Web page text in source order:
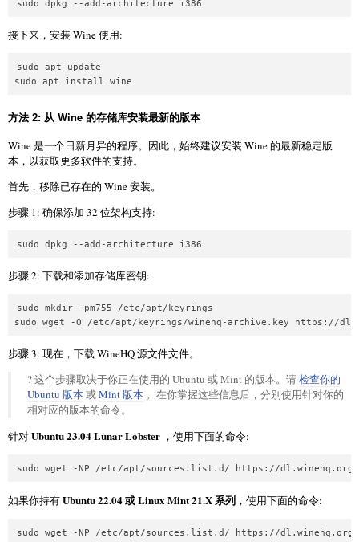
接下来，安装 Wine 使用:
sudo apt update
方法 2: 从 Wine 的存储库安装最新的版本
Wine 是一个日新月异的程序。因此，始终建议安装 Wine 的最新稳定版
本，以获取更多软件的支持。
首先，移除已存在的 Wine 安装。
步骤 1: 确保添加 32 位架构支持:
步骤 2: 下载和添加存储库密钥:
sudo mkdir -pm755 /etc/apt/keyrings
步骤 3: 现在，下载 WineHQ 源文件文件。
? 这个步骤取决于你正在使用的 Ubuntu 或 Mint 的版本。请检查你的
Ubuntu 版本或Mint 版本。在你掌握这些信息后，分别使用针对你的
相对应的版本的命令。
针对Ubuntu 23.04 Lunar Lobster ，使用下面的命令:
如果你持有Ubuntu 22.04 或 Linux Mint 21.X 系列 ，使用下面的命令: